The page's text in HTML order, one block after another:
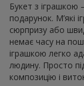
Букет з
подарунок. М’які
сюрпризу або
немає часу на
іграшкою легко
людину. Просто
композицію і